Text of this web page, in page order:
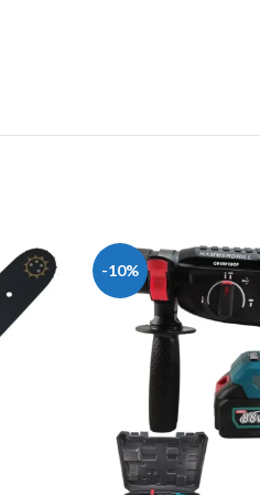
-10%